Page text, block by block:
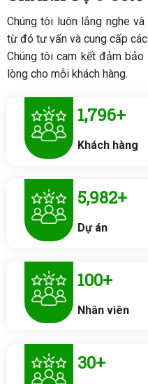
Chúng tôi luôn lắng nghe
từ đó tư vấn và cung cấp
Chúng tôi cam kết đảm
lòng cho mỗi khách hàng.
1,800+
Khách hàng
6,000+
Dự án
100+
Nhân viên
30+